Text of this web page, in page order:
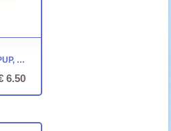
LOCO MINI - LEZEN: PIP EN PUP, TWEE DIKKE VRIENDEN
6.50